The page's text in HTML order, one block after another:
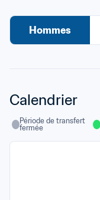
Hommes
Calendrier
Période de transfert
fermée